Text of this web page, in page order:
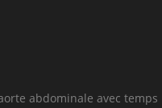
abdominale avec temps